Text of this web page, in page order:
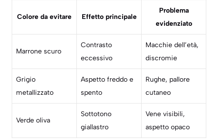
Colore da evitare Effetto principale
Problema
evidenziato
Marrone scuro
Contrasto
eccessivo
Macchie dell’età,
discromie
Grigio
metallizzato
Aspetto freddo e
spento
Rughe, pallore
cutaneo
Verde oliva
Sottotono
giallastro
Vene visibili,
aspetto opaco